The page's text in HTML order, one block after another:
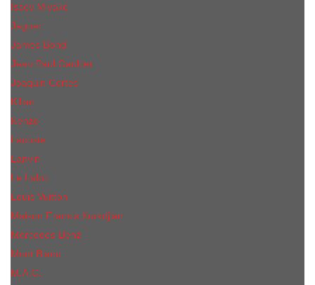
Issey Miyake
Jaguar
James Bond
Jean Paul Gaultier
Joaquin Сortes
Kilian
Kenzo
Lacoste
Lanvin
Le Labo
Louis Vuitton
Maison Francis Kurkdjian
Mercedes-Benz
Mont Blanc
M.А.C.